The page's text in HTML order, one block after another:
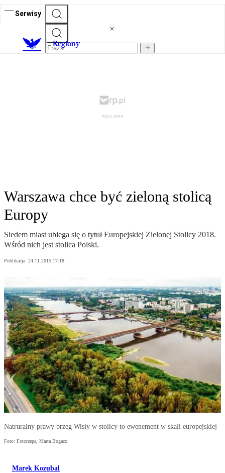
Serwisy
Regiony
Warszawa chce być zieloną stolicą
Europy
Siedem miast ubiega się o tytuł Europejskiej Zielonej Stolicy 2018.
Wśród nich jest stolica Polski.
Publikacja: 24.11.2015 17:18
Natruralny prawy brzeg Wisły w stolicy to ewenement w skali europejskiej
Foto: Fotorzepa, Marta Bogacz
Marek Kozubal